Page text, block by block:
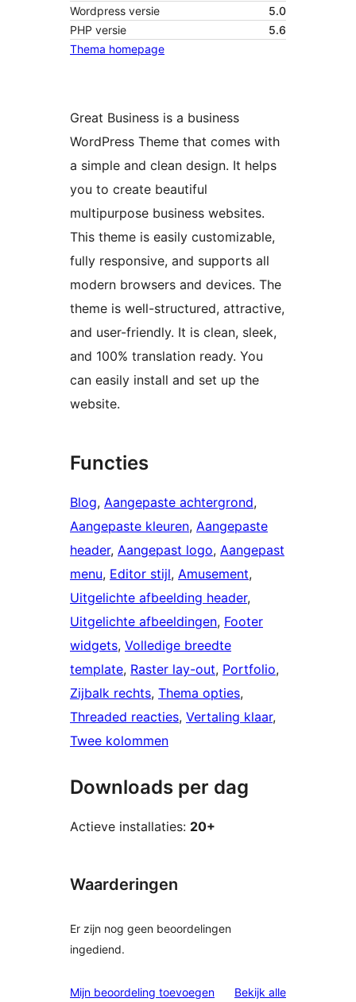
Wordpress versie
5.0
PHP versie
5.6
Thema homepage
Great Business is a business
WordPress Theme that comes with
a simple and clean design. It helps
you to create beautiful
multipurpose business websites.
This theme is easily customizable,
fully responsive, and supports all
modern browsers and devices. The
theme is well-structured, attractive,
and user-friendly. It is clean, sleek,
and 100% translation ready. You
can easily install and set up the
website.
Functies
Blog, Aangepaste achtergrond
Aangepaste kleuren, Aangepaste
header, Aangepast logo, Aangepast
menu, Editor stijl, Amusement
Uitgelichte afbeelding header
Uitgelichte afbeeldingen, Footer
widgets, Volledige breedte
template, Raster lay-out, Portfolio
Zijbalk rechts, Thema opties
Threaded reacties, Vertaling klaar
Twee kolommen
Downloads per dag
Actieve installaties: 20+
Waarderingen
Er zijn nog geen beoordelingen
ingediend.
Mijn beoordeling toevoegen Bekijk alle